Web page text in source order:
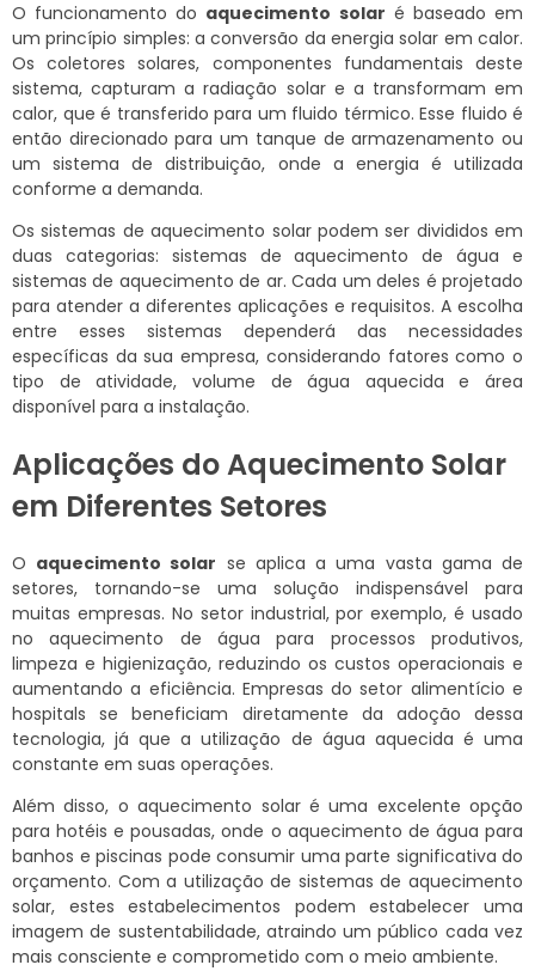
O funcionamento do aquecimento solar é baseado em
um princípio simples: a conversão da energia solar em calor.
Os coletores solares, componentes fundamentais deste
sistema, capturam a radiação solar e a transformam em
calor, que é transferido para um fluido térmico. Esse fluido é
então direcionado para um tanque de armazenamento ou
um sistema de distribuição, onde a energia é utilizada
conforme a demanda.
Os sistemas de aquecimento solar podem ser divididos em
duas categorias: sistemas de aquecimento de água e
sistemas de aquecimento de ar. Cada um deles é projetado
para atender a diferentes aplicações e requisitos. A escolha
entre esses sistemas dependerá das necessidades
específicas da sua empresa, considerando fatores como o
tipo de atividade, volume de água aquecida e área
disponível para a instalação.
Aplicações do Aquecimento Solar
em Diferentes Setores
O aquecimento solar se aplica a uma vasta gama de
setores, tornando-se uma solução indispensável para
muitas empresas. No setor industrial, por exemplo, é usado
no aquecimento de água para processos produtivos,
limpeza e higienização, reduzindo os custos operacionais e
aumentando a eficiência. Empresas do setor alimentício e
hospitals se beneficiam diretamente da adoção dessa
tecnologia, já que a utilização de água aquecida é uma
constante em suas operações.
Além disso, o aquecimento solar é uma excelente opção
para hotéis e pousadas, onde o aquecimento de água para
banhos e piscinas pode consumir uma parte significativa do
orçamento. Com a utilização de sistemas de aquecimento
solar, estes estabelecimentos podem estabelecer uma
imagem de sustentabilidade, atraindo um público cada vez
mais consciente e comprometido com o meio ambiente.